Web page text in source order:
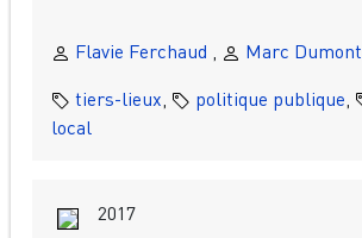
Flavie Ferchaud
Marc Dumont
tiers-lieux
politique publique
local
2017